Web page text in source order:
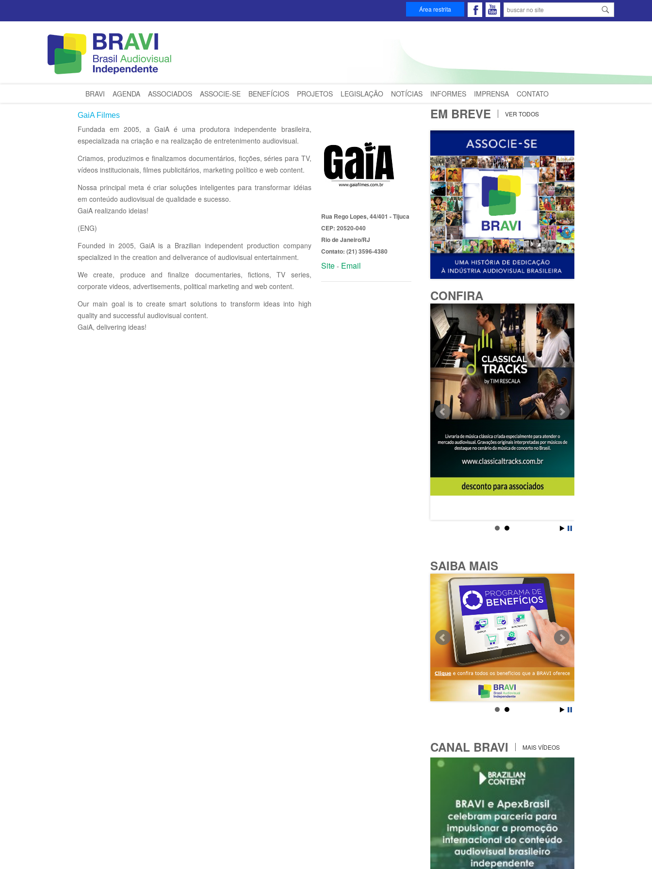
Área restrita
BRAVI AGENDA ASSOCIADOS ASSOCIE-SE BENEFÍCIOS PROJETOS LEGISLAÇÃO NOTÍCIAS INFORMES IMPRENSA CONTATO
GaiA Filmes
Fundada em 2005, a GaiA é uma produtora independente brasileira,
especializada na criação e na realização de entretenimento audiovisual.
Criamos, produzimos e finalizamos documentários, ficções, séries para TV,
vídeos institucionais, filmes publicitários, marketing político e web content.
Nossa principal meta é criar soluções inteligentes para transformar idéias
em conteúdo audiovisual de qualidade e sucesso.
GaiA realizando ideias!
(ENG)
Founded in 2005, GaiA is a Brazilian independent production company
specialized in the creation and deliverance of audiovisual entertainment.
We create, produce and finalize documentaries, fictions, TV series,
corporate videos, advertisements, political marketing and web content.
Our main goal is to create smart solutions to transform ideas into high
quality and successful audiovisual content.
GaiA, delivering ideas!
Rua Rego Lopes, 44/401 - Tijuca
CEP: 20520-040
Rio de Janeiro/RJ
Contato: (21) 3596-4380
Site- Email
EM BREVE VER TODOS
CONFIRA
SAIBA MAIS
CANAL BRAVI MAIS VÍDEOS